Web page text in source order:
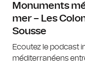
Monuments
mer – Les
Sousse
Ecoutez le podcast
méditerranéens